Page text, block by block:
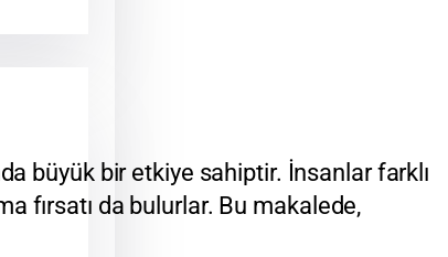
büyük bir etkiye sahiptir. İnsanlar farklı
fırsatı da bulurlar. Bu makalede,